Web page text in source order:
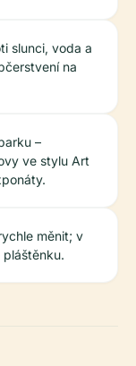
slunci, voda a
na
–
ve stylu Art
měnit; v